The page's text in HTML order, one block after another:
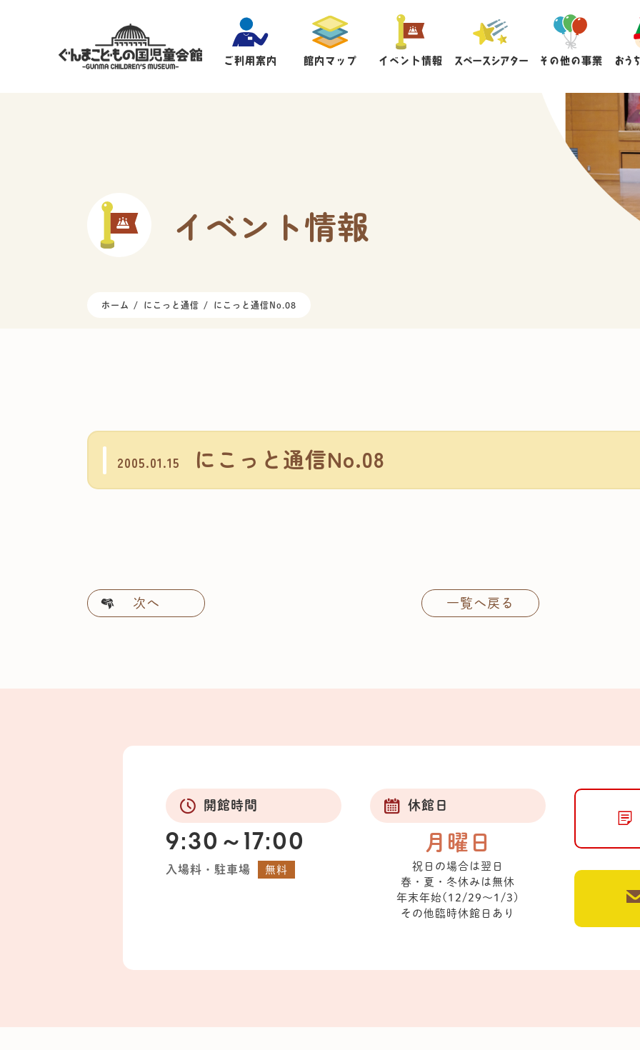
ご利用案内 館内マップ イベント情報 スペースシアター その他の事業 おう
イベント情報
ホーム にこっと通信 にこっと通信No.08
2005.01.15 にこっと通信No.08
次へ 一覧へ戻る
開館時間
9:30～17:00
入場料・駐車場 無料
休館日
月曜日
祝日の場合は翌日
春・夏・冬休みは無休
年末年始(12/29～1/3)
その他臨時休館日あり